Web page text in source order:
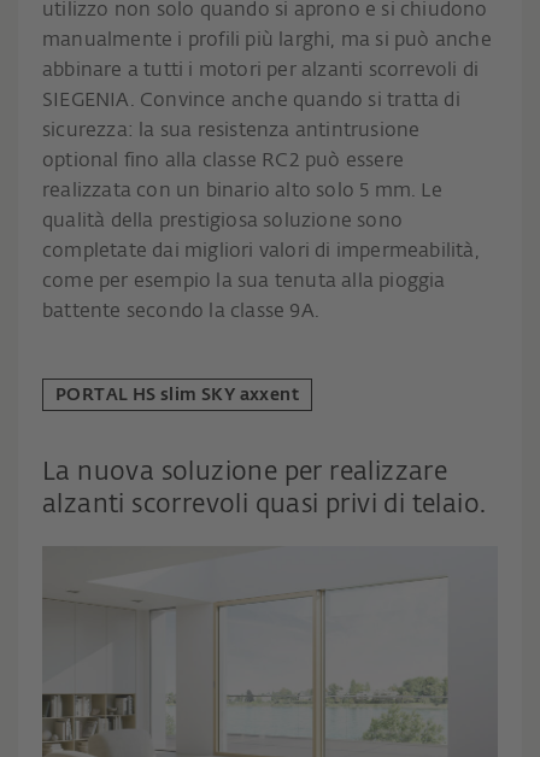
utilizzo non solo quando si aprono e si chiudono
manualmente i profili più larghi, ma si può anche
abbinare a tutti i motori per alzanti scorrevoli di
SIEGENIA. Convince anche quando si tratta di
sicurezza: la sua resistenza antintrusione
optional fino alla classe RC2 può essere
realizzata con un binario alto solo 5 mm. Le
qualità della prestigiosa soluzione sono
completate dai migliori valori di impermeabilità,
come per esempio la sua tenuta alla pioggia
battente secondo la classe 9A.
PORTAL HS slim SKY axxent
La nuova soluzione per realizzare
alzanti scorrevoli quasi privi di telaio.